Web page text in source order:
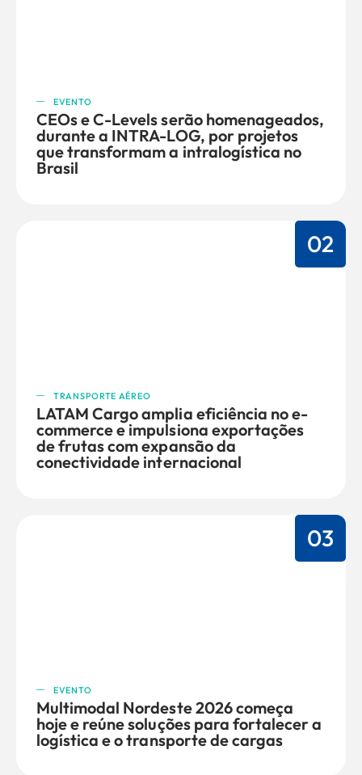
EVENTO
CEOs e C-Levels serão homenageados,
durante a INTRA-LOG, por projetos
que transformam a intralogística no
Brasil
02
TRANSPORTE AÉREO
LATAM Cargo amplia eficiência no e-
commerce e impulsiona exportações
de frutas com expansão da
conectividade internacional
03
EVENTO
Multimodal Nordeste 2026 começa
hoje e reúne soluções para fortalecer a
logística e o transporte de cargas